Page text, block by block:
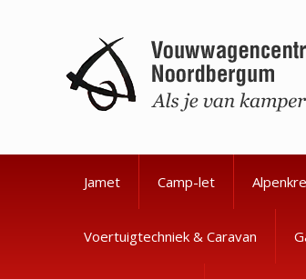
Jamet Camp-let
Voertuigtechniek & Caravan